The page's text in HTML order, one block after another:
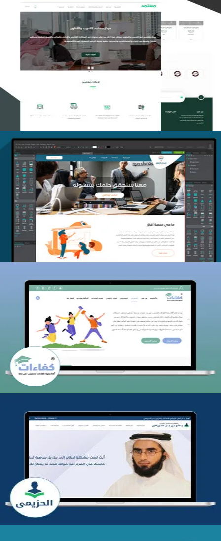
تصميم منصة معتمد للتدريب
التفاصيل
منصة أفق للتدريب
التفاصيل
كفاءات للتدريب
التفاصيل
تطوير موقع المدرب ياسر الحزيمي
التفاصيل